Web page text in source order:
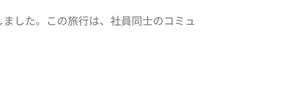
した。この旅行は、社員同士のコミュ